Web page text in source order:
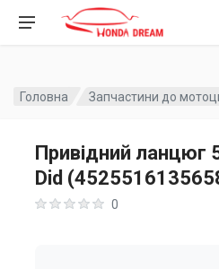
Головна Запчастини до
Привідний ланцюг
Did
0